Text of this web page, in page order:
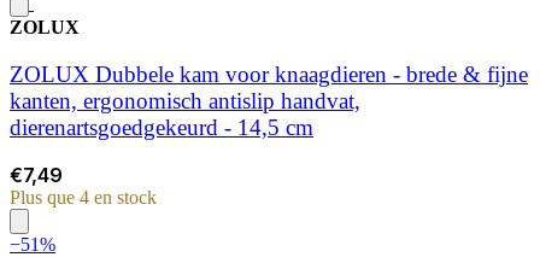
ZOLUX
ZOLUX Dubbele kam voor knaagdieren - brede & fijne
kanten, ergonomisch antislip handvat,
dierenartsgoedgekeurd - 14,5 cm
€7,49
Plus que 4 en stock
−51%